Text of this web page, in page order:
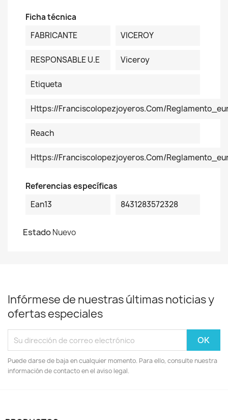
Ficha técnica
FABRICANTE
VICEROY
RESPONSABLE U.E Viceroy
Etiqueta
Https://franciscolopezjoyeros.com/
Reach
Https://franciscolopezjoyeros.com/
Referencias específicas
Ean13
8431283572328
EstadoNuevo
Infórmese de nuestras últimas noticias y
ofertas especiales
Puede darse de baja en cualquier momento. Para ello, consulte nuestra
información de contacto en el aviso legal.